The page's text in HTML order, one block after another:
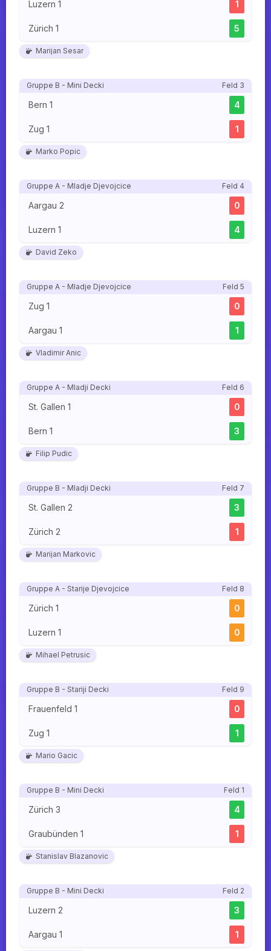
Luzern 1 1
Zürich 1 5
Marijan Sesar
Gruppe B - Mini Decki Feld 3
Bern 1 4
Zug 1 1
Marko Popic
Gruppe A - Mladje Djevojcice Feld 4
Aargau 2 0
Luzern 1 4
David Zeko
Gruppe A - Mladje Djevojcice Feld 5
Zug 1 0
Aargau 1 1
Vladimir Anic
Gruppe A - Mladji Decki Feld 6
St. Gallen 1 0
Bern 1 3
Filip Pudic
Gruppe B - Mladji Decki Feld 7
St. Gallen 2 3
Zürich 2 1
Marijan Markovic
Gruppe A - Starije Djevojcice Feld 8
Zürich 1 0
Luzern 1 0
Mihael Petrusic
Gruppe B - Stariji Decki Feld 9
Frauenfeld 1 0
Zug 1 1
Mario Gacic
Gruppe B - Mini Decki Feld 1
Zürich 3 4
Graubünden 1 1
Stanislav Blazanovic
Gruppe B - Mini Decki Feld 2
Luzern 2 3
Aargau 1 1